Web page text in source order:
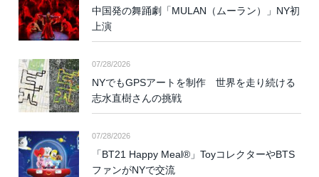
中国発の舞踊劇「MULAN（ムーラン）」NY初
上演
07/28/2026
NYでもGPSアートを制作 世界を走り続ける
志水直樹さんの挑戦
07/28/2026
「BT21 Happy Meal®」ToyコレクターやBTS
ファンがNYで交流